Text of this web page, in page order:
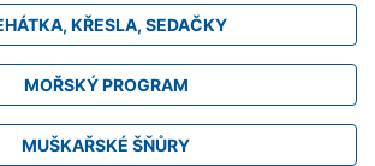
KŘESLA, SEDAČKY
MOŘSKÝ PROGRAM
MUŠKAŘSKÉ ŠŇŮRY